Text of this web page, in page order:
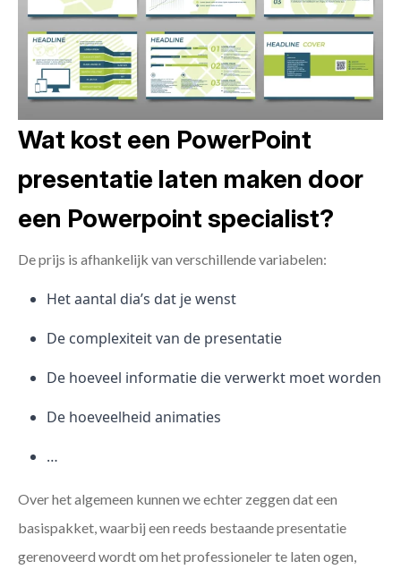
Wat kost een PowerPoint
presentatie laten maken door
een Powerpoint specialist?
De prijs is afhankelijk van verschillende variabelen:
Het aantal dia’s dat je wenst
De complexiteit van de presentatie
De hoeveel informatie die verwerkt moet worden
De hoeveelheid animaties
…
Over het algemeen kunnen we echter zeggen dat een
basispakket, waarbij een reeds bestaande presentatie
gerenoveerd wordt om het professioneler te laten ogen,